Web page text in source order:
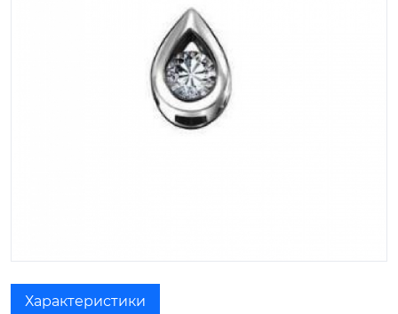
Характеристики